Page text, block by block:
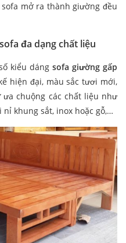
mở ra thành giường đều
đa dạng chất liệu
kiểu dáng sofa giường gấp
hiện đại, màu sắc tươi mới,
ưa chuộng các chất liệu như
nỉ khung sắt, inox hoặc gỗ,…